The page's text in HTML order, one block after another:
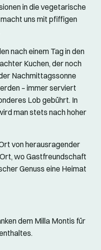
in die vegetarische
uns mit pfiffigen
nach einem Tag in den
Kuchen, der noch
Nachmittagssonne
– immer serviert
Lob gebührt. In
man stets nach hoher
von herausragender
wo Gastfreundschaft
Genuss eine Heimat
dem Milla Montis für